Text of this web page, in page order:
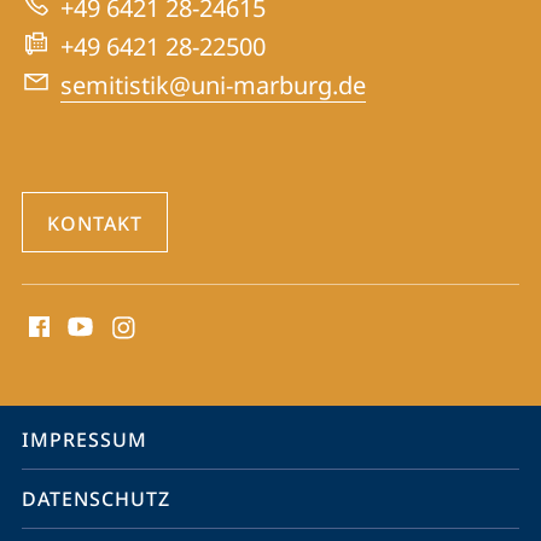
Website
+49 6421 28-24615
+49 6421 28-22500
semitistik@uni-marburg.de
KONTAKT
Media
Service-
Navigation
IMPRESSUM
DATENSCHUTZ